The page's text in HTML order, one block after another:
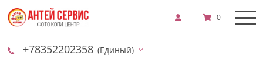
+78352202358 (Единый)
0